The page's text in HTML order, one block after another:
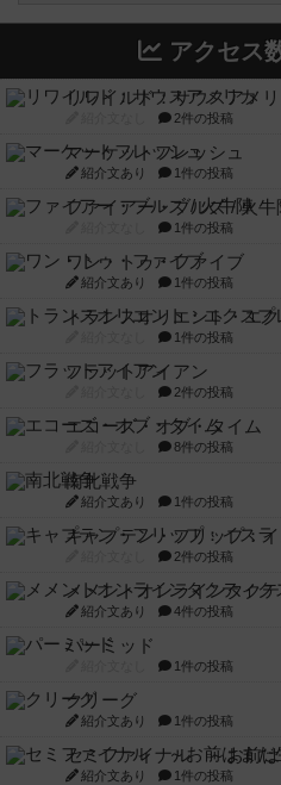
アクセス
リワイルド：サウスアメリ
2件の投稿
マーケットフレッシュ
紹介文あり 1件の投稿
ファイアー・ブルズ / 火牛
1件の投稿
ワン・トゥ・ファイブ
紹介文あり 1件の投稿
トランスオリエント・エ
1件の投稿
フラットアイアン
2件の投稿
エコーズ・オブ・タイム
8件の投稿
南北戦争
紹介文あり 1件の投稿
キャプテン・フリップ：
2件の投稿
メメントオンラインタク
紹介文あり 4件の投稿
パーミッド
1件の投稿
クリーグ
紹介文あり 1件の投稿
セミファイナル ～お前は
紹介文あり 1件の投稿